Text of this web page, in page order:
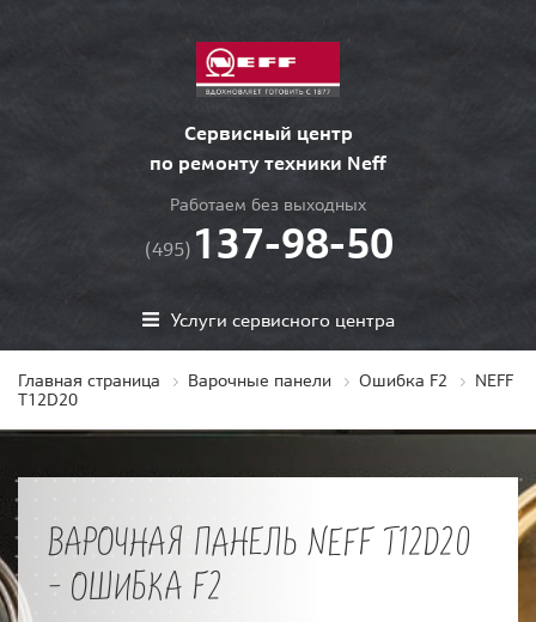
Сервисный центр
по ремонту техники Neff
Работаем без выходных
(495) 137-98-50
Услуги сервисного центра
Главная страница Варочные панели Ошибка F2
NEFF
T12D20
ВАРОЧНАЯ ПАНЕЛЬ NEFF T12D20
- ОШИБКА F2